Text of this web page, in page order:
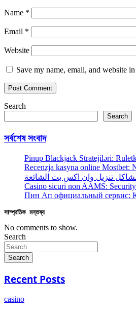
Name *
Email *
Website
Save my name, email, and website
Search
Search
সর্বশেষ সংবাদ
Pinup Blackjack Stratejiləri:
Recenzja kasyna online Mostbet:
تنزيل وان اكس بت الشائعة
Casino sicuri non AAMS: Security
Пин Ап официальный сервис:
সাম্প্রতিক মন্তব্য
No comments to show.
Search
Search
Recent Posts
casino